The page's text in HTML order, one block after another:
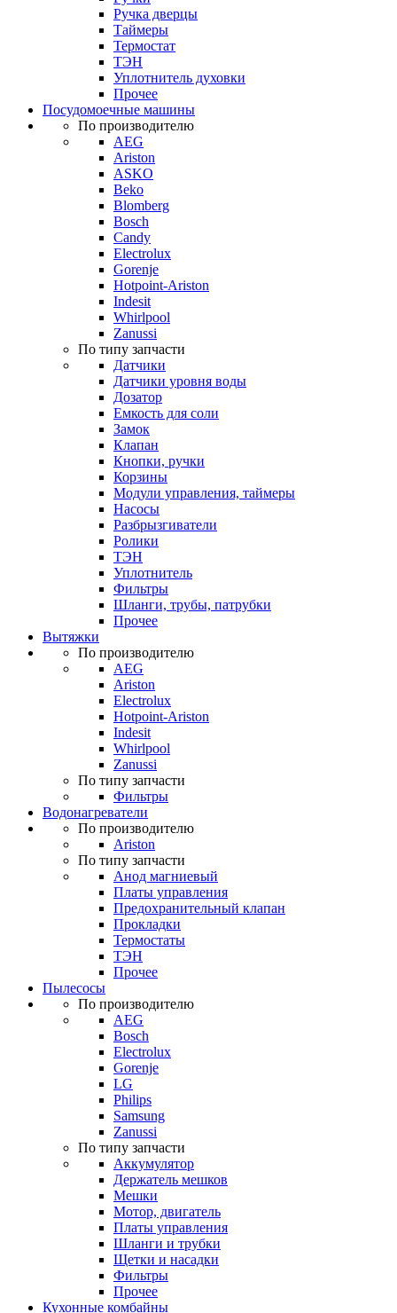
Ручка дверцы
Таймеры
Термостат
ТЭН
Уплотнитель духовки
Прочее
Посудомоечные машины
По производителю
AEG
Ariston
ASKO
Beko
Blomberg
Bosch
Candy
Electrolux
Gorenje
Hotpoint-Ariston
Indesit
Whirlpool
Zanussi
По типу запчасти
Датчики
Датчики уровня воды
Дозатор
Емкость для соли
Замок
Клапан
Кнопки, ручки
Корзины
Модули управления, таймеры
Насосы
Разбрызгиватели
Ролики
ТЭН
Уплотнитель
Фильтры
Шланги, трубы, патрубки
Прочее
Вытяжки
По производителю
AEG
Ariston
Electrolux
Hotpoint-Ariston
Indesit
Whirlpool
Zanussi
По типу запчасти
Фильтры
Водонагреватели
По производителю
Ariston
По типу запчасти
Анод магниевый
Платы управления
Предохранительный клапан
Прокладки
Термостаты
ТЭН
Прочее
Пылесосы
По производителю
AEG
Bosch
Electrolux
Gorenje
LG
Philips
Samsung
Zanussi
По типу запчасти
Аккумулятор
Держатель мешков
Мешки
Мотор, двигатель
Платы управления
Шланги и трубки
Щетки и насадки
Фильтры
Прочее
Кухонные комбайны